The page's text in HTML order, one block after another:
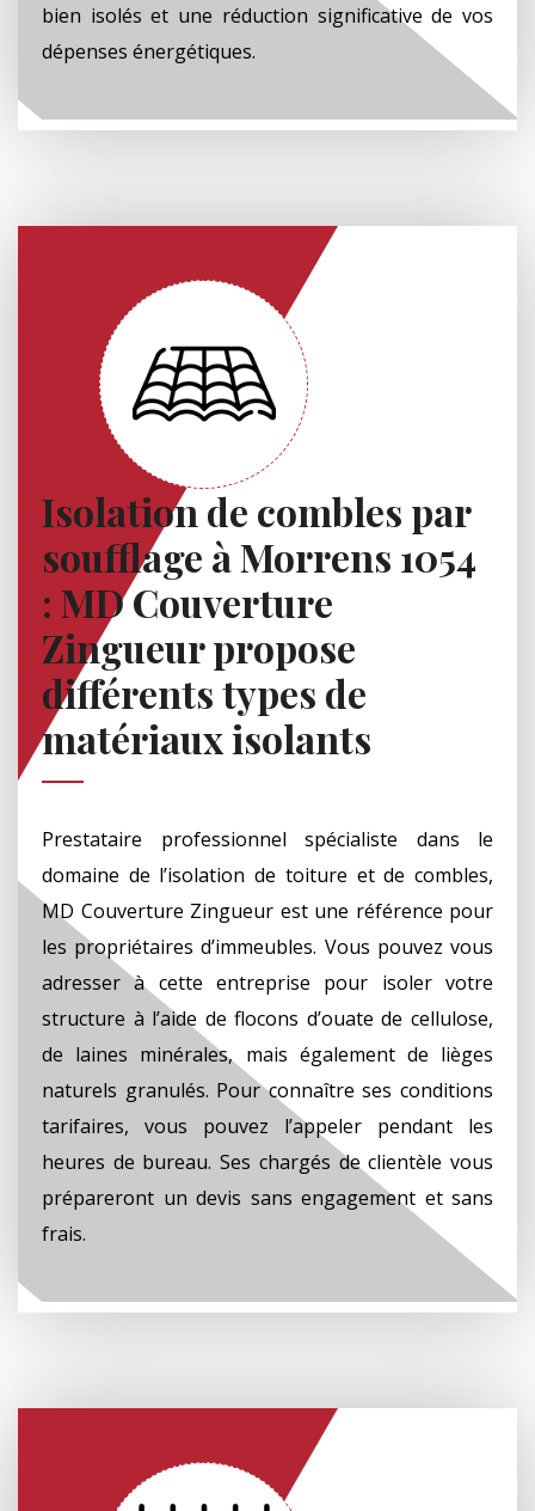
bien isolés et une réduction significative de vos
dépenses énergétiques.
Isolation de combles par
soufflage à Morrens 1054
: MD Couverture
Zingueur propose
différents types de
matériaux isolants
Prestataire professionnel spécialiste dans le
domaine de l’isolation de toiture et de combles,
MD Couverture Zingueur est une référence pour
les propriétaires d’immeubles. Vous pouvez vous
adresser à cette entreprise pour isoler votre
structure à l’aide de flocons d’ouate de cellulose,
de laines minérales, mais également de lièges
naturels granulés. Pour connaître ses conditions
tarifaires, vous pouvez l’appeler pendant les
heures de bureau. Ses chargés de clientèle vous
prépareront un devis sans engagement et sans
frais.